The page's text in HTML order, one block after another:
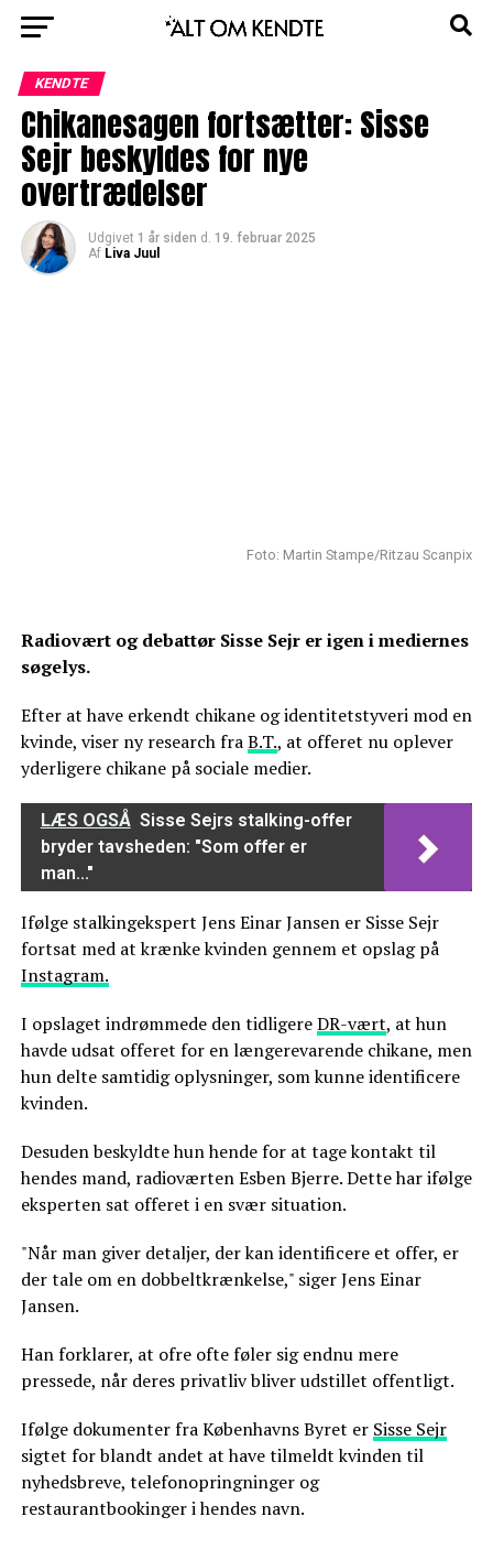
KENDTE
Chikanesagen fortsætter: Sisse
Sejr beskyldes for nye
overtrædelser
Udgivet 1 år siden d. 19. februar 2025
Af Liva Juul
Foto: Martin Stampe/Ritzau Scanpix
Radiovært og debattør Sisse Sejr er igen i mediernes
søgelys.
Efter at have erkendt chikane og identitetstyveri mod en
kvinde, viser ny research fraB.T., at offeret nu oplever
yderligere chikane på sociale medier.
LÆS OGSÅ Sisse Sejrs stalking-offer
bryder tavsheden: "Som offer er
man..."
Ifølge stalkingekspert Jens Einar Jansen er Sisse Sejr
fortsat med at krænke kvinden gennem et opslag på
Instagram.
I opslaget indrømmede den tidligereDR-vært, at hun
havde udsat offeret for en længerevarende chikane, men
hun delte samtidig oplysninger, som kunne identificere
kvinden.
Desuden beskyldte hun hende for at tage kontakt til
hendes mand, radioværten Esben Bjerre. Dette har ifølge
eksperten sat offeret i en svær situation.
"Når man giver detaljer, der kan identificere et offer, er
der tale om en dobbeltkrænkelse," siger Jens Einar
Jansen.
Han forklarer, at ofre ofte føler sig endnu mere
pressede, når deres privatliv bliver udstillet offentligt.
Ifølge dokumenter fra Københavns Byret er Sisse Sejr
sigtet for blandt andet at have tilmeldt kvinden til
nyhedsbreve, telefonopringninger og
restaurantbookinger i hendes navn.